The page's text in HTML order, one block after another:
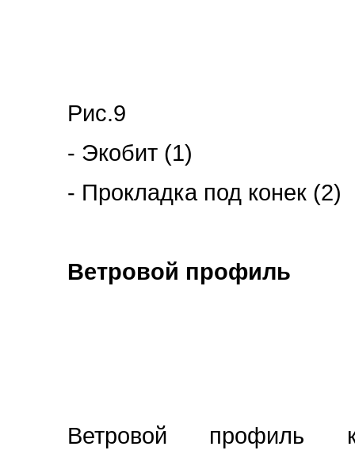
Рис.9
- Экобит (1)
- Прокладка под конек (2)
Ветровой профиль
Ветровой профиль